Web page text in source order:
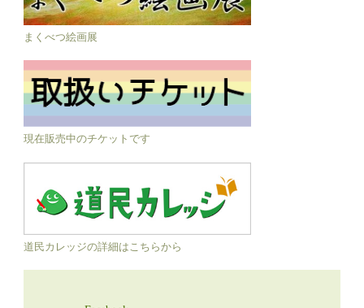
まくべつ絵画展
現在販売中のチケットです
道民カレッジの詳細はこちらから